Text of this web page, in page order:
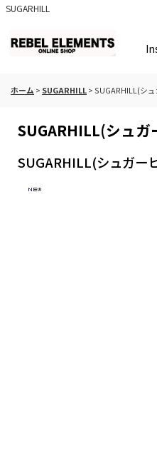
SUGARHILL
ホーム > SUGARHILL> SUGARHILL(シ
SUGARHILL(シュガ
SUGARHILL(シュガー